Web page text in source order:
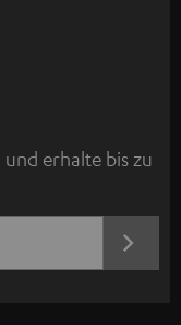
erhalte bis zu
JETZT